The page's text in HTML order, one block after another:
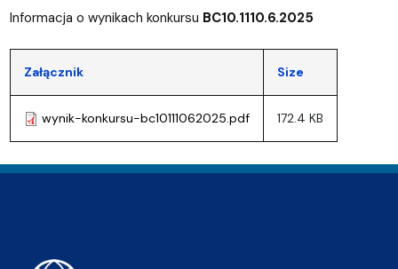
Informacja o wynikach konkursu BC10.1110.6.2025
Załącznik Size
wynik-konkursu-bc10111062025.pdf 172.4 KB